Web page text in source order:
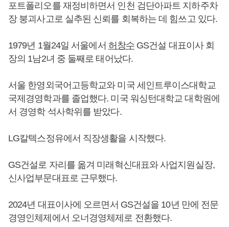
포트폴리오를 재정비하면서 인천 검단아파트 지하주차
장 붕괴사고로 실추된 신뢰를 회복하는 데 힘쓰고 있다.
1979년 1월24일 서울에서 허창수 GS건설 대표이사 회
장의 1남2녀 중 둘째로 태어났다.
서울 한영외국어고등학교와 미국 세인트루이스대학교
국제경영학과를 졸업했다. 미국 워싱턴대학교 대학원에
서 경영학 석사학위를 받았다.
LG칼텍스정유에서 직장생활을 시작했다.
GS건설로 자리를 옮겨 미래혁신대표와 사업지원실장,
신사업부문대표로 근무했다.
2024년 대표이사에 오르면서 GS건설을 10년 만에 전문
경영인체제에서 오너경영체제로 전환했다.